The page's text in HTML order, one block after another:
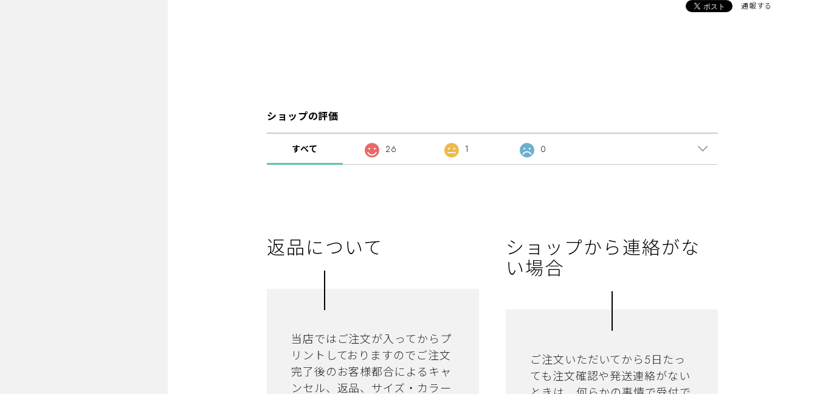
通報する
ショップの評価
すべて 26 1 0
返品について
当店ではご注文が入ってからプ
リントしておりますのでご注文
完了後のお客様都合によるキャ
ンセル、返品、サイズ・カラー
ショップから連絡がな
い場合
ご注文いただいてから5日たっ
ても注文確認や発送連絡がない